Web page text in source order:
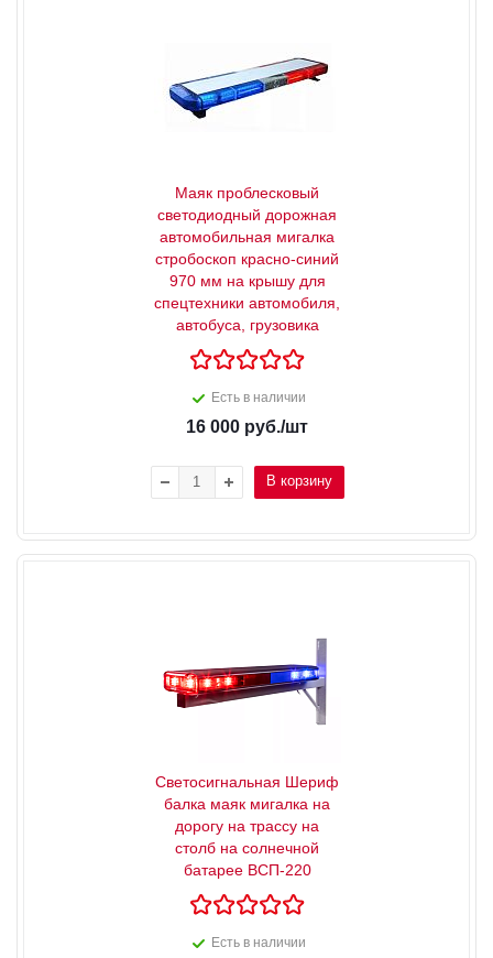
Маяк проблесковый
светодиодный дорожная
автомобильная мигалка
стробоскоп красно-синий
970 мм на крышу для
спецтехники автомобиля,
автобуса, грузовика
Есть в наличии
16 000 руб./шт
В корзину
Светосигнальная Шериф
балка маяк мигалка на
дорогу на трассу на
столб на солнечной
батарее ВСП-220
Есть в наличии